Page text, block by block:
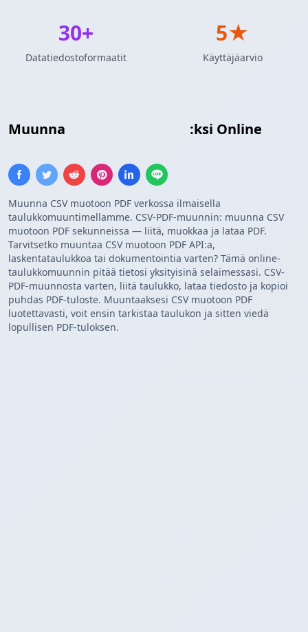
Muunna :ksi Online
Muunna CSV muotoon PDF verkossa ilmaisella
taulukkomuuntimellamme. CSV-PDF-muunnin: muunna CSV
muotoon PDF sekunneissa — liitä, muokkaa ja lataa PDF.
Tarvitsetko muuntaa CSV muotoon PDF API:a,
laskentataulukkoa tai dokumentointia varten? Tämä online-
taulukkomuunnin pitää tietosi yksityisinä selaimessasi. CSV-
PDF-muunnosta varten, liitä taulukko, lataa tiedosto ja kopioi
puhdas PDF-tuloste. Muuntaaksesi CSV muotoon PDF
luotettavasti, voit ensin tarkistaa taulukon ja sitten viedä
lopullisen PDF-tuloksen.
30+
Datatiedostoformaatit
5★
Käyttäjäarvio